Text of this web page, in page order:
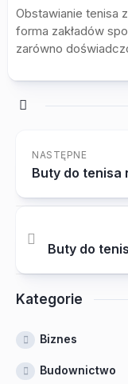
Obstawianie tenisa
forma zakładów
zarówno
NASTĘPNE
Buty do tenisa
Buty do
Kategorie
Biznes
Budownictwo